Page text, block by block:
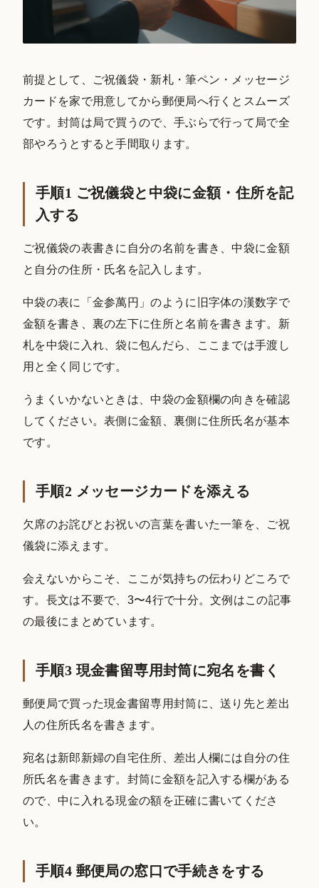
前提として、ご祝儀袋・新札・筆ペン・メッセージ
カードを家で用意してから郵便局へ行くとスムーズ
です。封筒は局で買うので、手ぶらで行って局で全
部やろうとすると手間取ります。
手順1 ご祝儀袋と中袋に金額・住所を記
入する
ご祝儀袋の表書きに自分の名前を書き、中袋に金額
と自分の住所・氏名を記入します。
中袋の表に「金参萬円」のように旧字体の漢数字で
金額を書き、裏の左下に住所と名前を書きます。新
札を中袋に入れ、袋に包んだら、ここまでは手渡し
用と全く同じです。
うまくいかないときは、中袋の金額欄の向きを確認
してください。表側に金額、裏側に住所氏名が基本
です。
手順2 メッセージカードを添える
欠席のお詫びとお祝いの言葉を書いた一筆を、ご祝
儀袋に添えます。
会えないからこそ、ここが気持ちの伝わりどころで
す。長文は不要で、3〜4行で十分。文例はこの記事
の最後にまとめています。
手順3 現金書留専用封筒に宛名を書く
郵便局で買った現金書留専用封筒に、送り先と差出
人の住所氏名を書きます。
宛名は新郎新婦の自宅住所、差出人欄には自分の住
所氏名を書きます。封筒に金額を記入する欄がある
ので、中に入れる現金の額を正確に書いてくださ
い。
手順4 郵便局の窓口で手続きをする